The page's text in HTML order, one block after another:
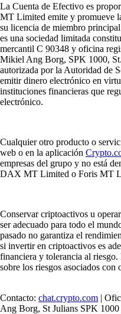
La Cuenta de Efectivo es
MT Limited emite y promueve
su licencia de miembro
es una sociedad limitada
mercantil C 90348 y oficina
Mikiel Ang Borg, SPK 1000,
autorizada por la Autoridad de
emitir dinero electrónico en
instituciones financieras que
electrónico.
Cualquier otro producto o
web o en la aplicación
empresas del grupo y no está
DAX MT Limited o Foris MT
Conservar criptoactivos u
ser adecuado para todo el
pasado no garantiza el
si invertir en criptoactivos es
financiera y tolerancia al
sobre los riesgos asociados
Contacto: chat.crypto.com |
Ang Borg, St Julians SPK